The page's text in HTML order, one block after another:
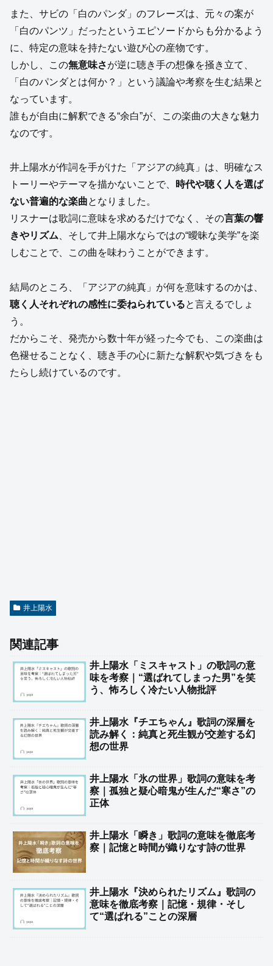
また、サビの「白のパンダ」のフレーズは、元々の案が
「白のパンツ」だったというエピソードからも分かるよう
に、特定の意味を持たない遊び心の産物です。
しかし、この無意味さが逆に聴き手の想像を掻き立て、
「白のパンダとは何か？」という議論や考察を生む結果と
なっています。
誰もが自由に解釈できる“余白”が、この楽曲の大きな魅力
なのです。
井上陽水が作詞を手がけた「アジアの純真」は、明確なス
トーリーやテーマを描かないことで、
時代や聴く人を選ば
ない普遍的な楽曲となりました。
リスナーは歌詞に意味を求めるだけでなく、その言葉の響
きやリズム 、そして井上陽水ならではの“曖昧な美学”を楽
しむことで、この曲を味わうことができます。
結局のところ、「アジアの純真」が何を意味するのかは、
聴く人それぞれの感性に委ねられていると言えるでしょ
う。
だからこそ、発売から数十年が経った今でも、この楽曲は
色褪せることなく、聴き手の心に新たな解釈や気づきをも
たらし続けているのです。
井上陽水
関連記事
井上陽水「ミスキャスト」の歌詞の意
味を考察｜“選ばれてしまった男”を笑
う、怖ろしく冷たい人物批評
井上陽水『チエちゃん』歌詞の深層を
読み解く：純真と死生観が交差する幻
想の世界
井上陽水「氷の世界」歌詞の意味を考
察｜孤独と疑心暗鬼が生んだ“寒さ”の
正体
井上陽水「瞬き」歌詞の意味を徹底考
察｜記憶と時間が織りなす詩の世界
井上陽水『決められたリズム』歌詞の
意味を徹底考察｜記憶・規律・そし
て“選ばれる”ことの深層